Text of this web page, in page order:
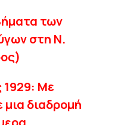
των
στη Ν.
1929: Με
μια διαδρομή